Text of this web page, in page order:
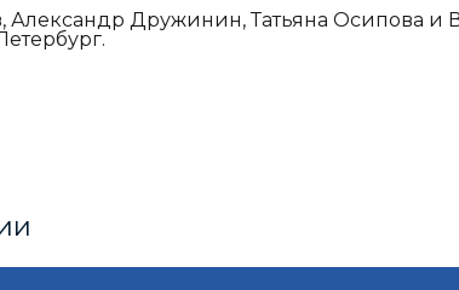
Александр Дружинин, Татьяна Осипова и